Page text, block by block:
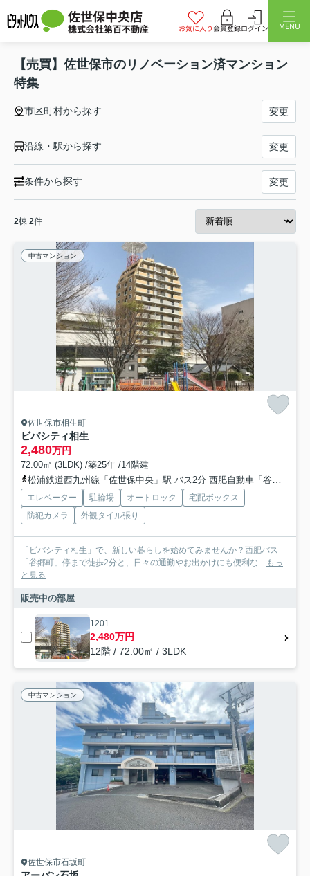
佐世保中央店
株式会社第百不動産 お気に入り会員登録ログイン MENU
【売買】佐世保市のリノベーション済マンション
特集
市区町村から探す 変更
沿線・駅から探す 変更
条件から探す 変更
2棟 2件
中古マンション
佐世保市相生町
ビバシティ相生
2,480万円
72.00㎡ (3LDK) /築25年 /14階建
松浦鉄道西九州線「佐世保中央」駅 バス2分 西肥自動車「谷郷町」 停歩3分
エレベーター 駐輪場 オートロック
宅配ボックス
防犯カメラ
外観タイル張り
「ビバシティ相生」で、新しい暮らしを始めてみませんか？西肥バス
「谷郷町」停まで徒歩2分と、日々の通勤やお出かけにも便利な...
もっ
と見る
販売中の部屋
1201
2,480万円
12階 / 72.00㎡ / 3LDK
中古マンション
佐世保市石坂町